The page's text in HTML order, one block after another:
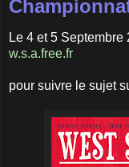
Le 4 et 5
w.s.a.free.fr
pour suivre le sujet